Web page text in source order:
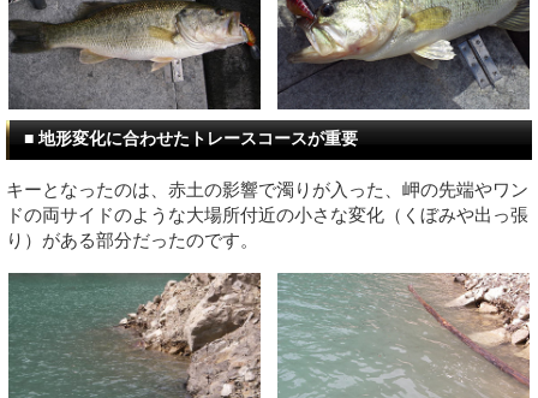
■ 地形変化に合わせたトレースコースが重要
キーとなったのは、赤土の影響で濁りが入った、岬の先端やワン
ドの両サイドのような大場所付近の小さな変化（くぼみや出っ張
り）がある部分だったのです。